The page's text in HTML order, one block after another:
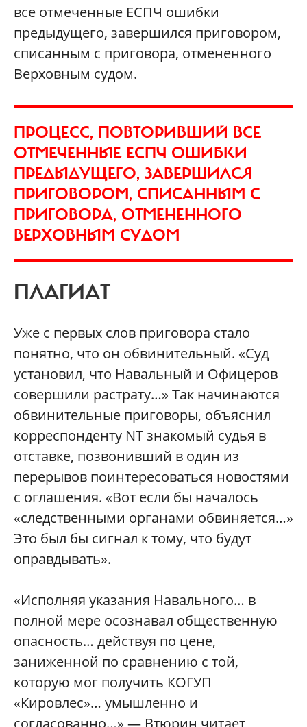
все отмеченные ЕСПЧ ошибки
предыдущего, завершился приговором,
списанным с приговора, отмененного
Верховным судом.
ПРОЦЕСС, ПОВТОРИВШИЙ ВСЕ
ОТМЕЧЕННЫЕ ЕСПЧ ОШИБКИ
ПРЕДЫДУЩЕГО, ЗАВЕРШИЛСЯ
ПРИГОВОРОМ, СПИСАННЫМ С
ПРИГОВОРА, ОТМЕНЕННОГО
ВЕРХОВНЫМ СУДОМ
ПЛАГИАТ
Уже с первых слов приговора стало
понятно, что он обвинительный. «Суд
установил, что Навальный и Офицеров
совершили растрату…» Так начинаются
обвинительные приговоры, объяснил
корреспонденту NT знакомый судья в
отставке, позвонивший в один из
перерывов поинтересоваться новостями
с оглашения. «Вот если бы началось
«следственными органами обвиняется…»
Это был бы сигнал к тому, что будут
оправдывать».
«Исполняя указания Навального… в
полной мере осознавал общественную
опасность… действуя по цене,
заниженной по сравнению с той,
которую мог получить КОГУП
«Кировлес»… умышленно и